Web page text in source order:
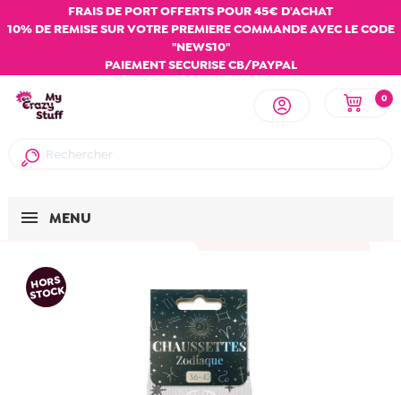
FRAIS DE PORT OFFERTS POUR 45€ D'ACHAT
10% DE REMISE SUR VOTRE PREMIERE COMMANDE AVEC LE CODE
"NEWS10"
PAIEMENT SECURISE CB/PAYPAL
0
MENU
HORS
STOCK